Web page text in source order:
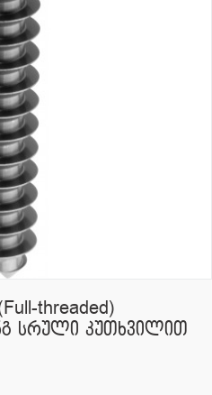
threaded)
სრული კუთხვილით